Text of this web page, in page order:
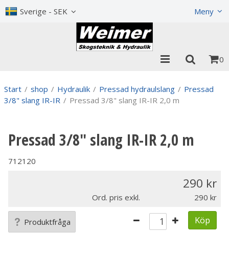
Sverige - SEK Meny
0
Start / shop / Hydraulik / Pressad hydraulslang / Pressad
3/8" slang IR-IR / Pressad 3/8" slang IR-IR 2,0 m
Pressad 3/8" slang IR-IR 2,0 m
712120
290
Ord. pris exkl. 290
Produktfråga Köp